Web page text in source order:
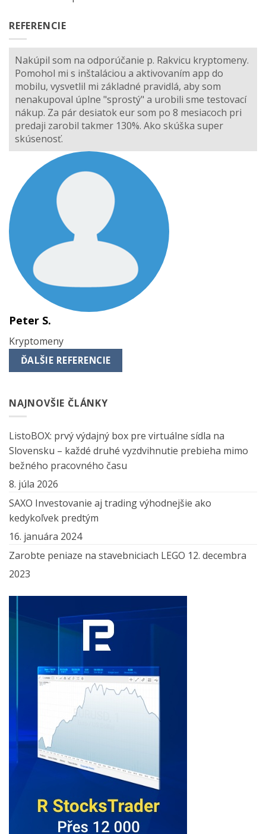
REFERENCIE
Nakúpil som na odporúčanie p. Rakvicu kryptomeny.
Pomohol mi s inštaláciou a aktivovaním app do
mobilu, vysvetlil mi základné pravidlá, aby som
nenakupoval úplne "sprostý" a urobili sme testovací
nákup. Za pár desiatok eur som po 8 mesiacoch pri
predaji zarobil takmer 130%. Ako skúška super
skúsenosť.
Peter S.
Kryptomeny
ĎALŠIE REFERENCIE
NAJNOVŠIE ČLÁNKY
ListoBOX: prvý výdajný box pre virtuálne sídla na
Slovensku – každé druhé vyzdvihnutie prebieha mimo
bežného pracovného času
8. júla 2026
SAXO Investovanie aj trading výhodnejšie ako
kedykoľvek predtým
16. januára 2024
Zarobte peniaze na stavebniciach LEGO 12. decembra
2023